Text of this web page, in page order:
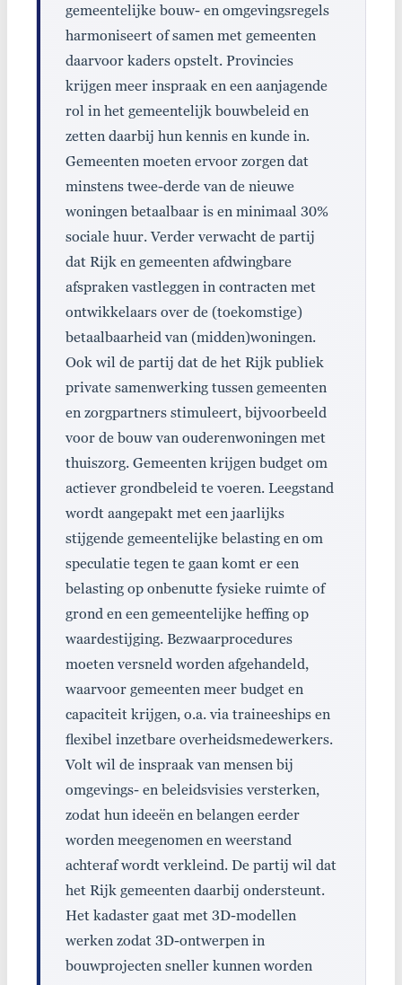
gemeentelijke bouw- en omgevingsregels
harmoniseert of samen met gemeenten
daarvoor kaders opstelt. Provincies
krijgen meer inspraak en een aanjagende
rol in het gemeentelijk bouwbeleid en
zetten daarbij hun kennis en kunde in.
Gemeenten moeten ervoor zorgen dat
minstens twee-derde van de nieuwe
woningen betaalbaar is en minimaal 30%
sociale huur. Verder verwacht de partij
dat Rijk en gemeenten afdwingbare
afspraken vastleggen in contracten met
ontwikkelaars over de (toekomstige)
betaalbaarheid van (midden)woningen.
Ook wil de partij dat de het Rijk publiek
private samenwerking tussen gemeenten
en zorgpartners stimuleert, bijvoorbeeld
voor de bouw van ouderenwoningen met
thuiszorg. Gemeenten krijgen budget om
actiever grondbeleid te voeren. Leegstand
wordt aangepakt met een jaarlijks
stijgende gemeentelijke belasting en om
speculatie tegen te gaan komt er een
belasting op onbenutte fysieke ruimte of
grond en een gemeentelijke heffing op
waardestijging. Bezwaarprocedures
moeten versneld worden afgehandeld,
waarvoor gemeenten meer budget en
capaciteit krijgen, o.a. via traineeships en
flexibel inzetbare overheidsmedewerkers.
Volt wil de inspraak van mensen bij
omgevings- en beleidsvisies versterken,
zodat hun ideeën en belangen eerder
worden meegenomen en weerstand
achteraf wordt verkleind. De partij wil dat
het Rijk gemeenten daarbij ondersteunt.
Het kadaster gaat met 3D-modellen
werken zodat 3D-ontwerpen in
bouwprojecten sneller kunnen worden